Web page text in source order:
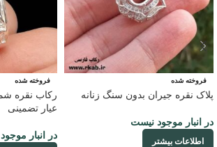
فروخته شده
پلاک نقره جیران بدون سنگ زنانه
در انبار موجود نیست
اطلاعات بیشتر
فروخته شده
عیار تضمینی
در انبار